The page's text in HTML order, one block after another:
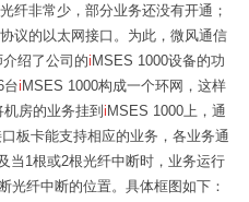
纤非常少，部分业务还没有开通；
议的以太网接口。为此，微风通信
绍了公司的i MSES 1000设备的功
台i MSES 1000构成一个环网，这样
房的业务挂到 i MSES 1000上，通
板卡能支持相应的业务，各业务通
当1根或2根光纤中断时，业务运行
光纤中断的位置。具体框图如下：